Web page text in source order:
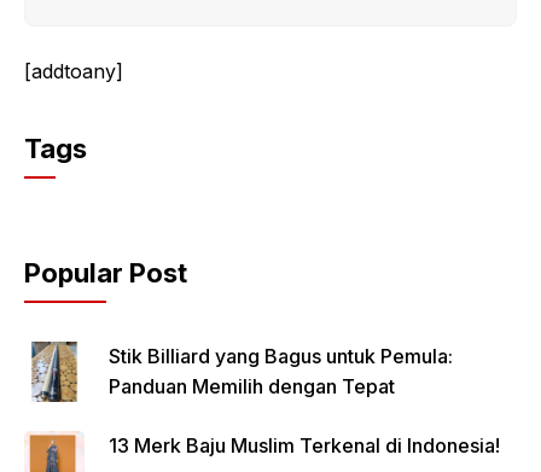
[addtoany]
Tags
Popular Post
Stik Billiard yang Bagus untuk Pemula:
Panduan Memilih dengan Tepat
13 Merk Baju Muslim Terkenal di Indonesia!